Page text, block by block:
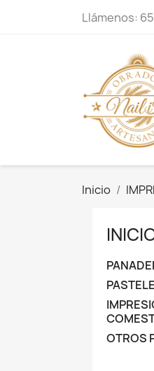
Llámenos:
Inicio
OTROS